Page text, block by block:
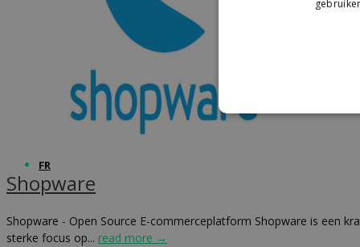
Advocacy & Legal
FR
Shopware
Shopware - Open Source E-commerceplatform Shopware is een
sterke focus op... read more →